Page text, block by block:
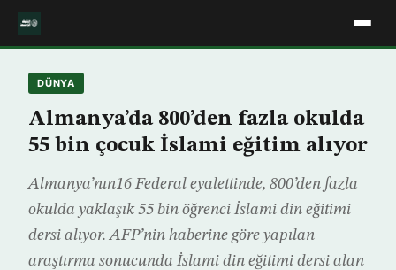
DÜNYA
Almanya’da 800’den fazla okulda
55 bin çocuk İslami eğitim alıyor
Almanya’nın16 Federal eyalettinde, 800’den fazla
okulda yaklaşık 55 bin öğrenci İslami din eğitimi
dersi alıyor. AFP’nin haberine göre yapılan
araştırma sonucunda İslami din eğitimi dersi alan